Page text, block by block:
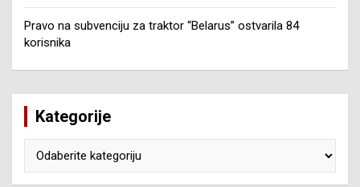
Pravo na subvenciju za traktor “Belarus” ostvarila 84
korisnika
Kategorije